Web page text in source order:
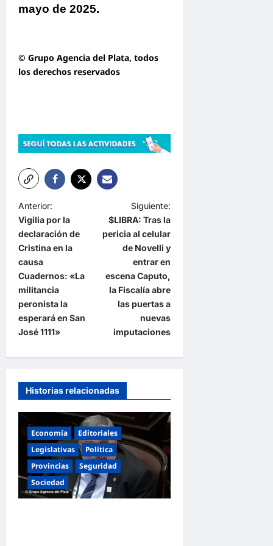
mayo de 2025.
© Grupo Agencia del Plata, todos
los derechos reservados
N
a
v
e
g
a
c
i
ó
d
e
t
r
Anterior:
Vigilia por la
declaración de
Cristina en la
causa
Cuadernos: «La
militancia
peronista la
esperará en San
José 1111»
Siguiente:
$LIBRA: Tras la
pericia al celular
de Novelli y
entrar en
escena Caputo,
la Fiscalía abre
las puertas a
nuevas
imputaciones
Historias relacionadas
Economía
Editoriales
Legislativas
Política
Provincias
Seguridad
Sociedad